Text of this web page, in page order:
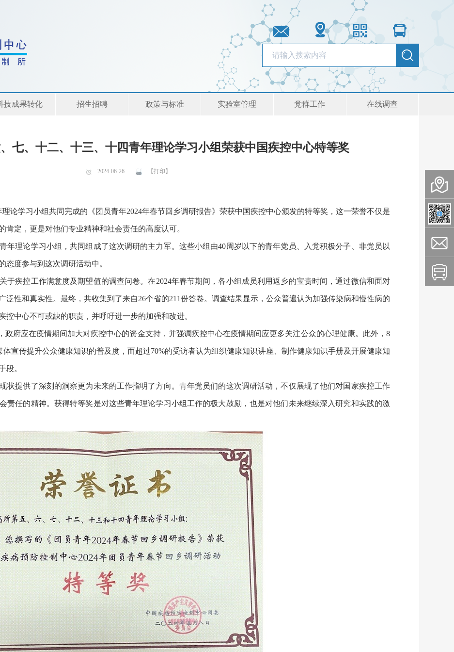
技成果转化 招生招聘 政策与标准 实验室管理 党群工作 在线调查
七、十二、十三、十四青年理论学习小组荣获中国疾控中心特等奖
2024-06-26 【打印】
学习小组共同完成的《团员青年2024年春节回乡调研报告》荣获中国疾控中心颁发的特等奖，这一荣誉不仅是
肯定，更是对他们专业精神和社会责任的高度认可。
理论学习小组，共同组成了这次调研的主力军。这些小组由40周岁以下的青年党员、入党积极分子、非党员以
态度参与到这次调研活动中。
疾控工作满意度及期望值的调查问卷。在2024年春节期间，各小组成员利用返乡的宝贵时间，通过微信和面对
泛性和真实性。最终，共收集到了来自26个省的211份答卷。调查结果显示，公众普遍认为加强传染病和慢性病的
中心不可或缺的职责，并呼吁进一步的加强和改进。
府应在疫情期间加大对疾控中心的资金支持，并强调疾控中心在疫情期间应更多关注公众的心理健康。此外，8
宣传提升公众健康知识的普及度，而超过70%的受访者认为组织健康知识讲座、制作健康知识手册及开展健康知
段。
提供了深刻的洞察更为未来的工作指明了方向。青年党员们的这次调研活动，不仅展现了他们对国家疾控工作
责任的精神。获得特等奖是对这些青年理论学习小组工作的极大鼓励，也是对他们未来继续深入研究和实践的激